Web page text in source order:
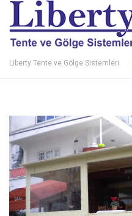
Liberty Tente ve Gölge Sistemleri